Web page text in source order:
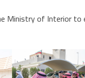
Ministry of Interior to